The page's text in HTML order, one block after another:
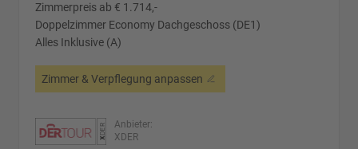
Zimmerpreis ab € 1.714,-
Doppelzimmer Economy Dachgeschoss (DE1)
Alles Inklusive (A)
Zimmer & Verpflegung anpassen
Anbieter:
XDER